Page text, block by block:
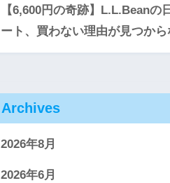
【6,600円の奇跡】L.L.Beanの
ート、買わない理由が見つか
Archives
2026年8月
2026年6月